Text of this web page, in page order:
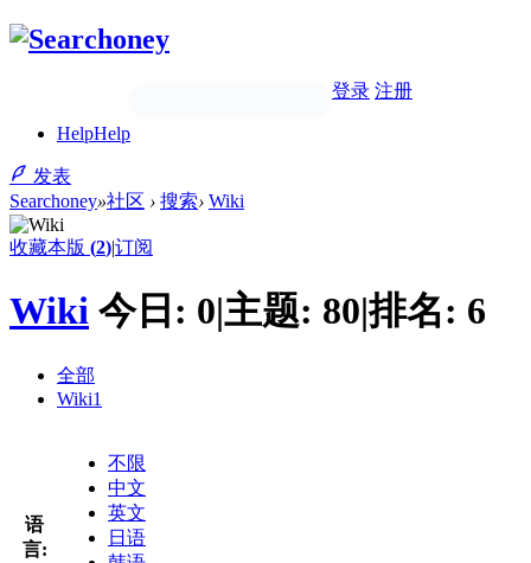
登录 注册
HelpHelp
发表
Searchoney»社区 › 搜索› Wiki
收藏本版 (2)|订阅
Wiki 今日: 0|主题: 80|排名: 6
全部
Wiki1
语
言:
不限
中文
英文
日语